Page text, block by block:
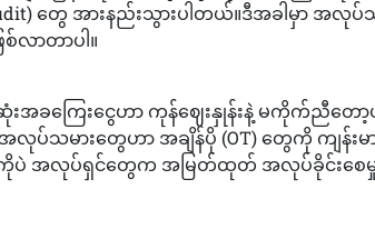
တွေ အားနည်းသွားပါတယ်။ဒီအခါမှာ အလုပ်
လာတာပါ။
ကြေးငွေဟာ ကုန်ဈေးနှုန်းနဲ့ မကိုက်ညီတော့ပ
ပ်သမားတွေဟာ အချိန်ပို (OT) တွေကို ကျန်းမာ
ပဲ အလုပ်ရှင်တွေက အမြတ်ထုတ် အလုပ်ခိုင်းစေ